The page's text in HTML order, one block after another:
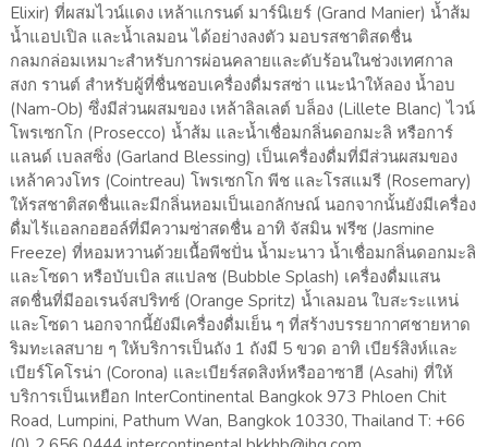
Elixir) ที่ผสมไวน์แดง เหล้าแกรนด์ มาร์นิเยร์ (Grand Manier) น้ำส้ม
น้ำแอปเปิล และน้ำเลมอน ได้อย่างลงตัว มอบรสชาติสดชื่น
กลมกล่อมเหมาะสำหรับการผ่อนคลายและดับร้อนในช่วงเทศกาล
สงก รานต์ สำหรับผู้ที่ชื่นชอบเครื่องดื่มรสซ่า แนะนำให้ลอง น้ำอบ
(Nam-Ob) ซึ่งมีส่วนผสมของ เหล้าลิลเลต์ บล็อง (Lillete Blanc) ไวน์
โพรเซกโก (Prosecco) น้ำส้ม และน้ำเชื่อมกลิ่นดอกมะลิ หรือการ์
แลนด์ เบลสซิ่ง (Garland Blessing) เป็นเครื่องดื่มที่มีส่วนผสมของ
เหล้าควงโทร (Cointreau) โพรเซกโก พีช และโรสแมรี (Rosemary)
ให้รสชาติสดชื่นและมีกลิ่นหอมเป็นเอกลักษณ์ นอกจากนั้นยังมีเครื่อง
ดื่มไร้แอลกอฮอล์ที่มีความซ่าสดชื่น อาทิ จัสมิน ฟรีซ (Jasmine
Freeze) ที่หอมหวานด้วยเนื้อพีชปั่น น้ำมะนาว น้ำเชื่อมกลิ่นดอกมะลิ
และโซดา หรือบับเบิล สแปลช (Bubble Splash) เครื่องดื่มแสน
สดชื่นที่มีออเรนจ์สปริทซ์ (Orange Spritz) น้ำเลมอน ใบสะระแหน่
และโซดา นอกจากนี้ยังมีเครื่องดื่มเย็น ๆ ที่สร้างบรรยากาศชายหาด
ริมทะเลสบาย ๆ ให้บริการเป็นถัง 1 ถังมี 5 ขวด อาทิ เบียร์สิงห์และ
เบียร์โคโรน่า (Corona) และเบียร์สดสิงห์หรืออาซาฮี (Asahi) ที่ให้
บริการเป็นเหยือก InterContinental Bangkok 973 Phloen Chit
Road, Lumpini, Pathum Wan, Bangkok 10330, Thailand T: +66